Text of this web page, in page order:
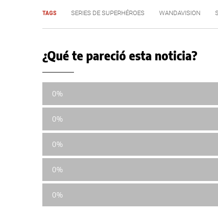
TAGS SERIES DE SUPERHÉROES WANDAVISION
¿Qué te pareció esta noticia?
0%
0%
0%
0%
0%